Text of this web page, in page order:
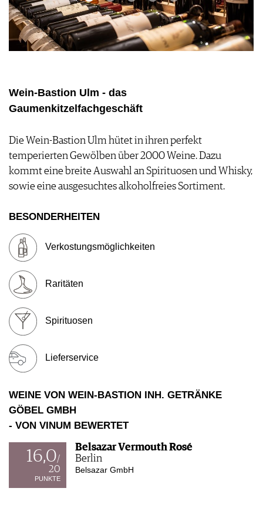
TIPPS & TRICKS
NEWS
FOOD PAIRING TABELLE
KULINARIK
REZEPTE
HOTSPOTS
REPORTAGEN
DOSSIER
WINEGUIDES
MEDIATHEK
APPS
NEWS
PORTRAITS
VINOPHILES
GEWINNSPIELE
VORTEILSWELT
TRINKREIFETABELLE
NEWSLETTER
REDAKTION
JOBS
WERBUNG
PRESSE
AGB & DATENSCHUTZ
FAQ
Wein-Bastion Ulm - das
Gaumenkitzelfachgeschäft
Die Wein-Bastion Ulm hütet in ihren perfekt
temperierten Gewölben über 2000 Weine. Dazu
kommt eine breite Auswahl an Spirituosen und Whisky,
sowie eine ausgesuchtes alkoholfreies Sortiment.
BESONDERHEITEN
Verkostungsmöglichkeiten
Raritäten
Spirituosen
Lieferservice
WEINE VON WEIN-BASTION INH. GETRÄNKE
GÖBEL GMBH
- VON VINUM BEWERTET
16,0/
20
PUNKTE
Belsazar Vermouth Rosé
Berlin
Belsazar GmbH